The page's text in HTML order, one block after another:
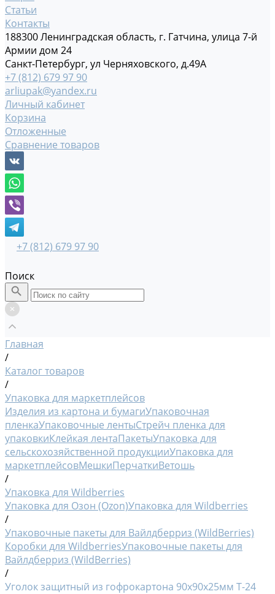
Статьи
Контакты
188300 Ленинградская область, г. Гатчина, улица 7-й
Армии дом 24
Санкт-Петербург, ул Черняховского, д.49А
+7 (812) 679 97 90
arliupak@yandex.ru
Личный кабинет
Корзина
Отложенные
Сравнение товаров
+7 (812) 679 97 90
Поиск
Главная
/
Каталог товаров
/
Упаковка для маркетплейсов
Изделия из картона и бумагиУпаковочная
пленкаУпаковочные лентыСтрейч пленка для
упаковкиКлейкая лентаПакетыУпаковка для
сельскохозяйственной продукцииУпаковка для
маркетплейсовМешкиПерчаткиВетошь
/
Упаковка для Wildberries
Упаковка для Озон (Ozon)Упаковка для Wildberries
/
Упаковочные пакеты для Вайлдберриз (WildBerries)
Коробки для WildberriesУпаковочные пакеты для
Вайлдберриз (WildBerries)
/
Уголок защитный из гофрокартона 90х90х25мм Т-24